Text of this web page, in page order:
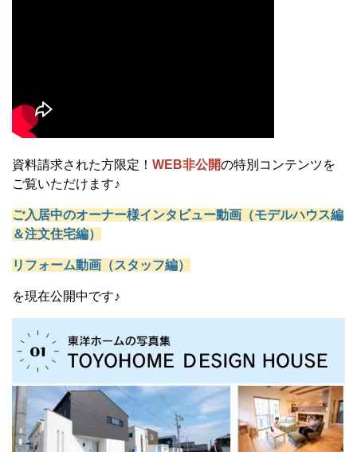
資料請求された方限定！ WEB非公開の特別コンテンツを
ご覧いただけます♪
ご入居中のオーナー様インタビュー動画（モデルハウス編
＆注文住宅編）
リフォーム動画（スタッフ編）
を現在公開中です♪